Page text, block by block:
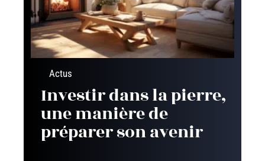
Actus
Investir dans la pierre,
une manière de
préparer son avenir